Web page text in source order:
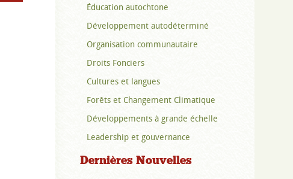
Éducation autochtone
Développement autodéterminé
Organisation communautaire
Droits Fonciers
Cultures et langues
Forêts et Changement Climatique
Développements à grande échelle
Leadership et gouvernance
Dernières Nouvelles